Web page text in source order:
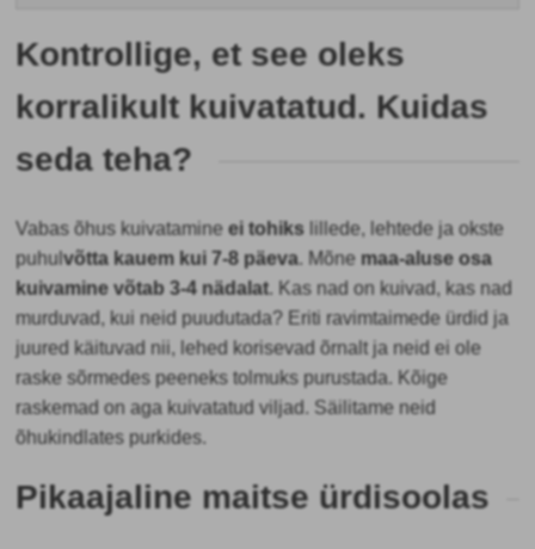
Kontrollige, et see oleks
korralikult kuivatatud. Kuidas
seda teha?
Vabas õhus kuivatamineei tohiks lillede, lehtede ja okste
puhulvõtta kauem kui 7-8 päeva. Mõnemaa-aluse osa
kuivamine võtab 3-4 nädalat. Kas nad on kuivad, kas nad
murduvad, kui neid puudutada? Eriti ravimtaimede ürdid ja
juured käituvad nii, lehed korisevad õrnalt ja neid ei ole
raske sõrmedes peeneks tolmuks purustada. Kõige
raskemad on aga kuivatatud viljad. Säilitame neid
õhukindlates purkides.
Pikaajaline maitse ürdisoolas